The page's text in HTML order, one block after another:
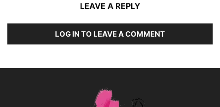
LEAVE A REPLY
LOG IN TO LEAVE A COMMENT